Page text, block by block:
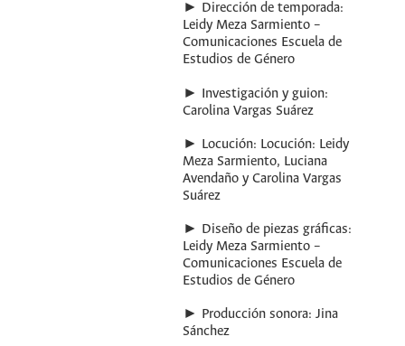
► Dirección de temporada:
Leidy Meza Sarmiento –
Comunicaciones Escuela de
Estudios de Género
► Investigación y guion:
Carolina Vargas Suárez
► Locución: Locución: Leidy
Meza Sarmiento, Luciana
Avendaño y Carolina Vargas
Suárez
► Diseño de piezas gráficas:
Leidy Meza Sarmiento –
Comunicaciones Escuela de
Estudios de Género
► Producción sonora: Jina
Sánchez